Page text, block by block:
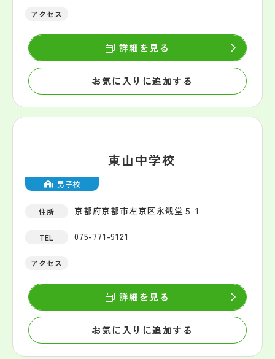
アクセス
お気に入りに追加する
詳細を見る
男子校
東山中学校
住所 京都府京都市左京区永観堂５１
TEL 075-771-9121
アクセス
お気に入りに追加する
詳細を見る